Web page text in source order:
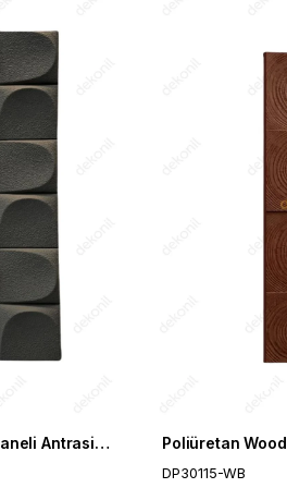
Poliüretan Opal Duvar Paneli Antrasit 60*120 cm
DP30115-WB